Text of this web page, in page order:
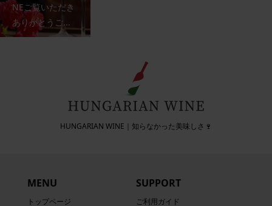
NEご覧いただき
ありがとうご...
HUNGARIAN WINE｜知らなかった美味しさ🍷
MENU
トップページ
SUPPORT
ご利用ガイド